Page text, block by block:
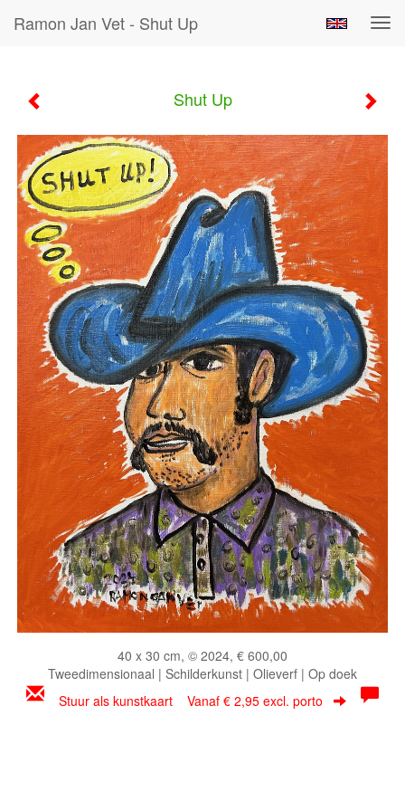
Ramon Jan Vet - Shut Up
Shut Up
40 x 30 cm, © 2024, € 600,00
Tweedimensionaal | Schilderkunst | Olieverf | Op doek
Stuur als kunstkaart Vanaf € 2,95 excl. porto